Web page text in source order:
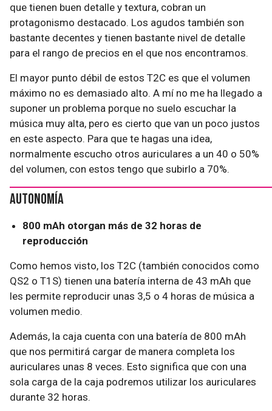
que tienen buen detalle y textura, cobran un
protagonismo destacado. Los agudos también son
bastante decentes y tienen bastante nivel de detalle
para el rango de precios en el que nos encontramos.
El mayor punto débil de estos T2C es que el volumen
máximo no es demasiado alto. A mí no me ha llegado a
suponer un problema porque no suelo escuchar la
música muy alta, pero es cierto que van un poco justos
en este aspecto. Para que te hagas una idea,
normalmente escucho otros auriculares a un 40 o 50%
del volumen, con estos tengo que subirlo a 70%.
Autonomía
800 mAh otorgan más de 32 horas de
reproducción
Como hemos visto, los T2C (también conocidos como
QS2 o T1S) tienen una batería interna de 43 mAh que
les permite reproducir unas 3,5 o 4 horas de música a
volumen medio.
Además, la caja cuenta con una batería de 800 mAh
que nos permitirá cargar de manera completa los
auriculares unas 8 veces. Esto significa que con una
sola carga de la caja podremos utilizar los auriculares
durante 32 horas.